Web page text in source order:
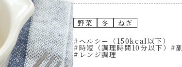
野菜 冬
ねぎ
#ヘルシー（150kcal以下）
#時短（調理時間10分以下） #
#レンジ調理